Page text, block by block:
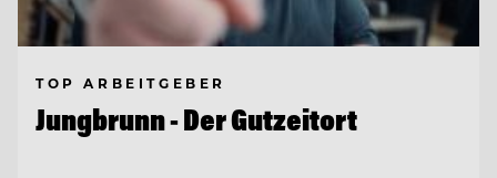
TOP ARBEITGEBER
Jungbrunn - Der Gutzeitort